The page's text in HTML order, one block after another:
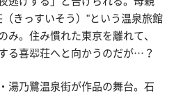
きっすいそう）"という温泉旅館
み。住み慣れた東京を離れて、
る喜翆荘へと向かうのだが…？
湯乃鷺温泉街が作品の舞台。石